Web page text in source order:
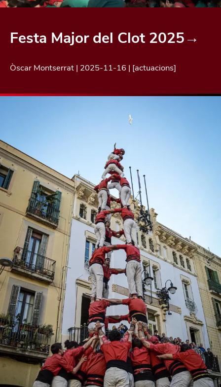
Festa Major del Clot 2025→
Òscar Montserrat | 2025-11-16 | [actuacions]